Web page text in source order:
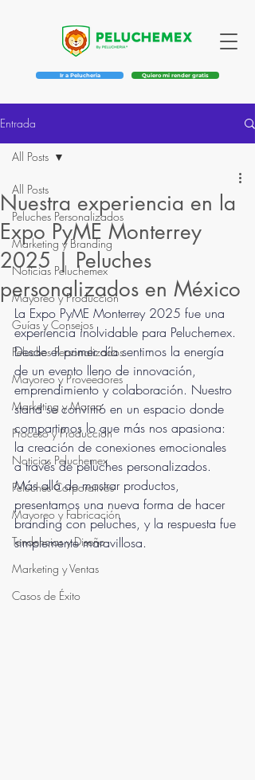
Quiero mi render gratis
Ir a Pelucheria
Entrada
All Posts
Peluches Personalizados
Marketing y Branding
Noticias Peluchemex
Mayoreo y Producción
Guías y Consejos
Peluches Personalizados
Mayoreo y Proveedores
Marketing y Marca
Proceso y Producción
Noticias Peluchemex
Peluches Corporativos
Mayoreo y Fabricación
Tendencias y Diseño
Marketing y Ventas
Casos de Éxito
All Posts
Nuestra experiencia en la
Expo PyME Monterrey
2025 | Peluches
personalizados en México
La Expo PyME Monterrey 2025 fue una
experiencia inolvidable para Peluchemex.
Desde el primer día sentimos la energía
de un evento lleno de innovación,
emprendimiento y colaboración. Nuestro
stand se convirtió en un espacio donde
compartimos lo que más nos apasiona:
la creación de conexiones emocionales
a través de peluches personalizados.
Más allá de mostrar productos,
presentamos una nueva forma de hacer
branding con peluches, y la respuesta fue
simplemente maravillosa.